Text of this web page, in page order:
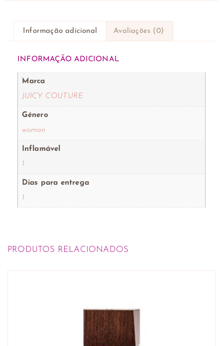
Informação adicional Avaliações (0)
INFORMAÇÃO ADICIONAL
Marca
JUICY COUTURE
Género
woman
Inflamável
1
Dias para entrega
1
PRODUTOS RELACIONADOS